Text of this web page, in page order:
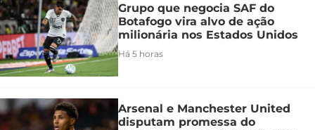
Grupo que negocia SAF do
Botafogo vira alvo de ação
milionária nos Estados Unidos
Há 5 horas
Arsenal e Manchester United
disputam promessa do